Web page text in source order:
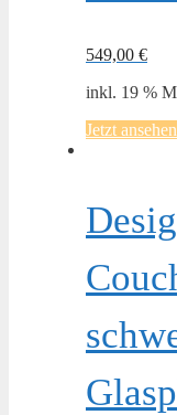
549,00 €
inkl. 19 %
Jetzt ansehen